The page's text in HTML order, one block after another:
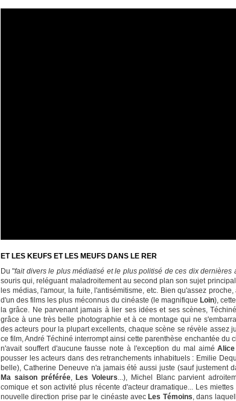
ET LES KEUFS ET LES MEUFS DANS LE RER
Du "fait divers le plus médiatisé et le plus politisé de ces dix dernières
souris qui, reléguant maladroitement au second plan son sujet
les médias, l'amour, la fuite, l'antisémitisme, etc. Bien qu'assez
d'un des films les plus méconnus du cinéaste (le magnifique Loin), cette
la grâce. Ne parvenant jamais à lier ses idées et ses scènes,
grâce à une très belle photographie et à ce montage qui ne
des acteurs pour la plupart excellents, chaque scène se révèle assez
ce film, André Téchiné interrompt ainsi cette parenthèse enchantée
n'avait souffert d'aucune fausse note à l'exception du mal aimé
pousser les acteurs dans des retranchements inhabituels : Emilie
belle), Catherine Deneuve n'a jamais été aussi juste (sauf justement
Ma saison préférée, Les Voleurs...), Michel Blanc parvient
comique et son activité plus récente d'acteur dramatique... Les
nouvelle direction prise par le cinéaste avec Les Témoins, dans